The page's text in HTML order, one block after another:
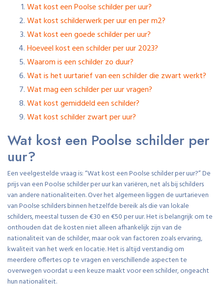
Wat kost een Poolse schilder per uur?
Wat kost schilderwerk per uur en per m2?
Wat kost een goede schilder per uur?
Hoeveel kost een schilder per uur 2023?
Waarom is een schilder zo duur?
Wat is het uurtarief van een schilder die zwart werkt?
Wat mag een schilder per uur vragen?
Wat kost gemiddeld een schilder?
Wat kost schilder zwart per uur?
Wat kost een Poolse schilder per
uur?
Een veelgestelde vraag is: “Wat kost een Poolse schilder per uur?” De
prijs van een Poolse schilder per uur kan variëren, net als bij schilders
van andere nationaliteiten. Over het algemeen liggen de uurtarieven
van Poolse schilders binnen hetzelfde bereik als die van lokale
schilders, meestal tussen de €30 en €50 per uur. Het is belangrijk om te
onthouden dat de kosten niet alleen afhankelijk zijn van de
nationaliteit van de schilder, maar ook van factoren zoals ervaring,
kwaliteit van het werk en locatie. Het is altijd verstandig om
meerdere offertes op te vragen en verschillende aspecten te
overwegen voordat u een keuze maakt voor een schilder, ongeacht
hun nationaliteit.